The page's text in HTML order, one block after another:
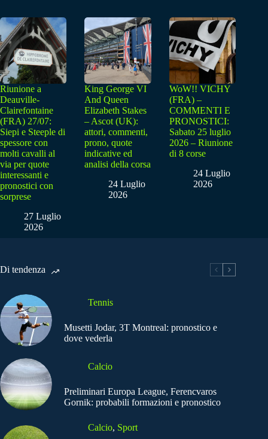
Riunione a
Deauville-
Clairefontaine
(FRA) 27/07:
Siepi e Steeple di
spessore con
molti cavalli al
via per quote
interessanti e
pronostici con
sorprese
27 Luglio
2026
King George VI
And Queen
Elizabeth Stakes
– Ascot (UK):
attori, commenti,
prono, quote
indicative ed
analisi della corsa
24 Luglio
2026
WoW!! VICHY
(FRA) –
COMMENTI E
PRONOSTICI:
Sabato 25 luglio
2026 – Riunione
di 8 corse
24 Luglio
2026
Di tendenza
Tennis
Musetti Jodar, 3T Montreal: pronostico e
dove vederla
Calcio
Preliminari Europa League, Ferencvaros
Gornik: probabili formazioni e pronostico
Calcio, Sport